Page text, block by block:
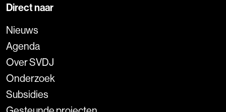
Direct naar
Nieuws
Agenda
Over SVDJ
Onderzoek
Subsidies